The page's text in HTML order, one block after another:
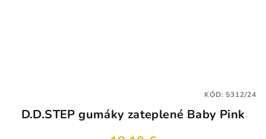
D.D.STEP gumáky zateplené Baby Pink
KÓD: 5312/24